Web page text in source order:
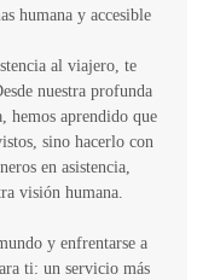
humana y accesible
al viajero, te
nuestra profunda
hemos aprendido que
sino hacerlo con
en asistencia,
visión humana.
y enfrentarse a
ti: un servicio más